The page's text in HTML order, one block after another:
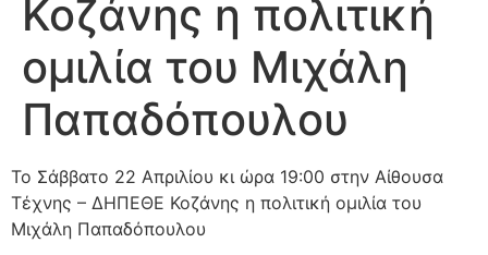
Κοζάνης η πολιτική
ομιλία του Μιχάλη
Παπαδόπουλου
Το Σάββατο 22 Απριλίου κι ώρα 19:00 στην Αίθουσα
Τέχνης – ΔΗΠΕΘΕ Κοζάνης η πολιτική ομιλία του
Μιχάλη Παπαδόπουλου